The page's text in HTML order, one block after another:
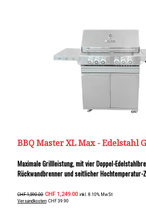
BBQ Master XL Max - Edelstahl
Maximale Grillleistung, mit vier Doppel-
Rückwandbrenner und seitlicher Hochtemperatur-
CHF 1,590.00 CHF 1,249.00 inkl. 8.10% MwSt
Versandkosten: CHF 39.90